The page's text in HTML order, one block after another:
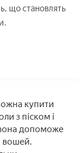
що становлять
купити
з піском і
вона допоможе
вошей.